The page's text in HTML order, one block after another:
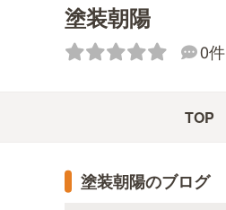
塗装朝陽
0件
TOP
塗装朝陽のブログ